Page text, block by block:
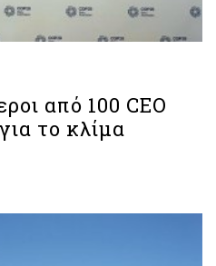
από 100 CEO
το κλίμα